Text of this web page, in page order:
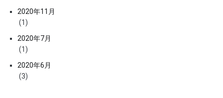
2020年11月
(1)
2020年7月
(1)
2020年6月
(3)